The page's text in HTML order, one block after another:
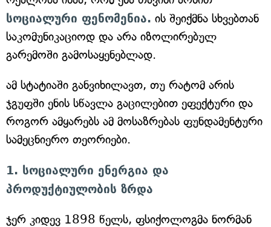
სოციალური ფენომენია. ის შეიქმნა სხვებთან
საკომუნიკაციოდ და არა იზოლირებულ
გარემოში გამოსაყენებლად.
ამ სტატიაში განვიხილავთ, თუ რატომ არის
ჯგუფში ენის სწავლა გაცილებით ეფექტური და
როგორ ამყარებს ამ მოსაზრებას ფუნდამენტური
სამეცნიერო თეორიები.
1. სოციალური ენერგია და
პროდუქტიულობის ზრდა
ჯერ კიდევ 1898 წელს, ფსიქოლოგმა ნორმან